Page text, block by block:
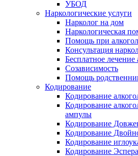
УБОД
Наркологические услуги
Нарколог на дом
Наркологическая
Помощь при
Консультация
Бесплатное лечение
Созависимость
Помощь
Кодирование
Кодирование
Кодирование
ампулы
Кодирование
Кодирование
Кодирование
Кодирование